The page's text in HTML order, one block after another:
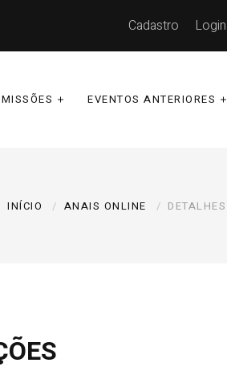
Cadastro Login
EVENTOS ANTERIORES
INÍCIO ANAIS ONLINE DETALHES